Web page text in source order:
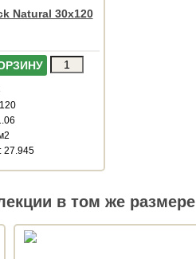
Natural 30x120
27.945
в том же размере